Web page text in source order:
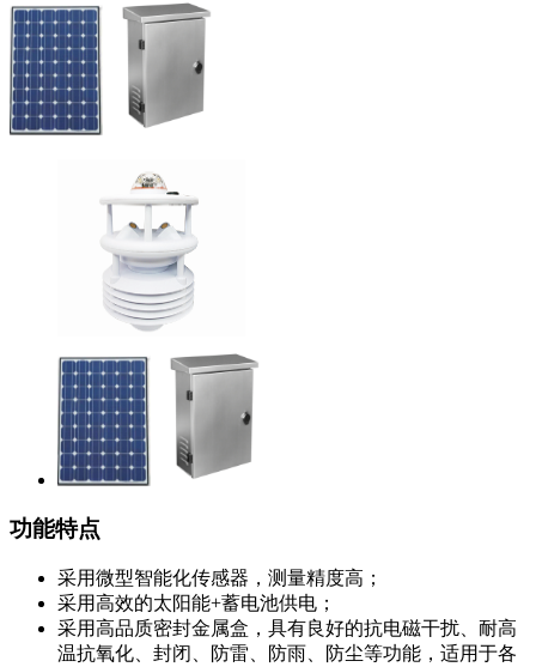
功能特点
采用微型智能化传感器，测量精度高；
采用高效的太阳能+蓄电池供电；
采用高品质密封金属盒，具有良好的抗电磁干扰、耐高
温抗氧化、封闭、防雷、防雨、防尘等功能，适用于各